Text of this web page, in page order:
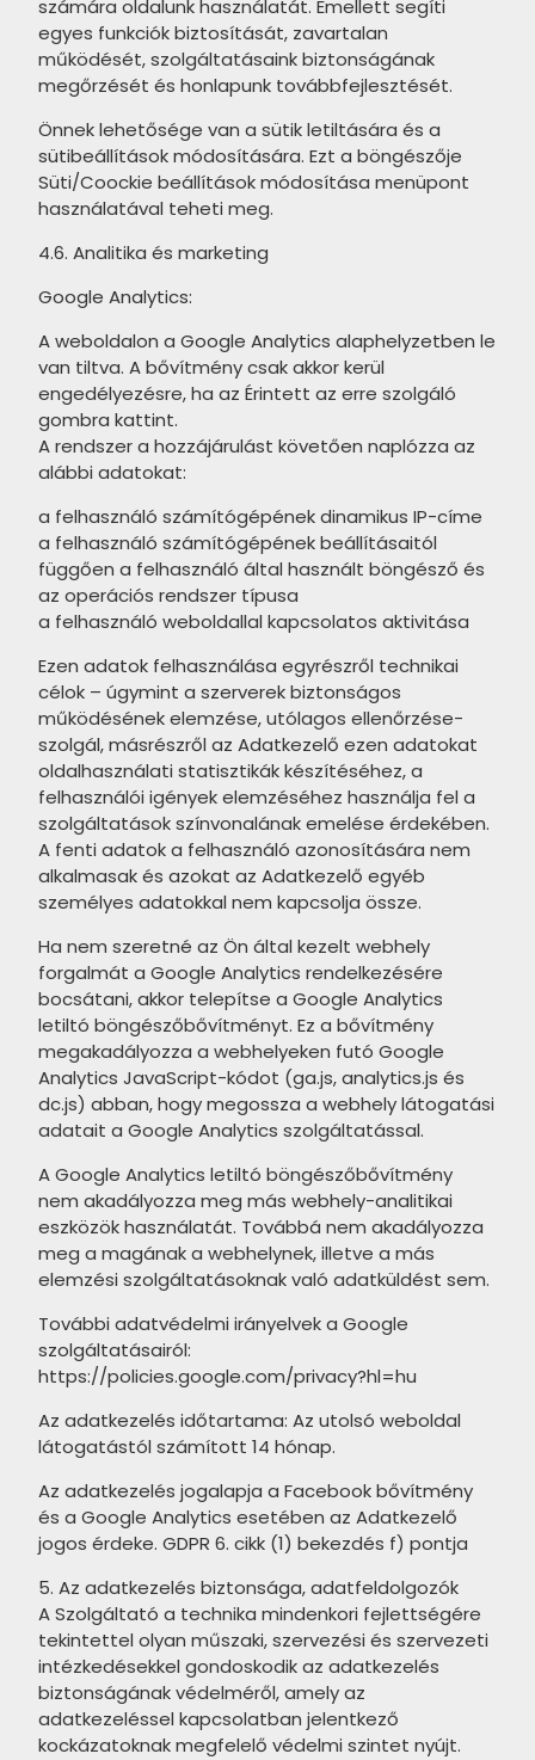
TUBADZIN Rochelle termékcsalád
TUBADZIN Pravia termékcsalád
TUBADZIN Interval termékcsalád
TUBADZIN Sfumato termékcsalád
TUBADZIN Impress termékcsalád
TUBADZIN Sophi Oro termékcsalád
TUBADZIN Elle termékcsalád
TUBADZIN Onice termékcsalád
TUBADZIN Zien Terrazzo
termékcsalád
TUBADZIN Zien Lounge
termékcsalád
TUBADZIN Moor termékcsalád
TUBADZIN Cielo e Terra
termékcsalád
TUBADZIN Heron termékcsalád
TUBADZIN Abisso termékcsalád
TUBADZIN Cadence termékcsalád
TUBADZIN Goldgreen termékcsalád
ARTÉ Vinaros termékcsalád
ARTÉ Pinia termékcsalád
ARTÉ Blanca termékcsalád
ARTÉ Dorado Stone termékcsalád
ARTÉ Castanio termékcsalád
ARTÉ Neutral Grey termékcsalád
ARTÉ Amazonia termékcsalád
ARTÉ Velvetia termékcsalád
ARTÉ Cava termékcsalád
ARTÉ Perlina termékcsalád
ARTÉ Navona termékcsalád
ARTÉ Burano termékcsalád
ARTÉ Venablanca termékcsalád
ARTÉ Samaria termékcsalád
ARTÉ Perla Birds termékcsalád
ARTÉ Perla termékcsalád
ARTÉ Navara termékcsalád
MARAZZI Vero termékcsalád
MARAZZI Poster termékcsalád
MARAZZI D_Segni Scaglie
termékcsalád
MARAZZI Cementum termékcsalád
ALAPLANA Lecco termékcsalád
APARICI Bohemian termékcsalád
APARICI Kilim termékcsalád
APARICI Stracciatella
termékcsalád
APARICI Metallic termékcsalád
PIEMME More termékcsalád
PIEMME Geostone termékcsalád
PIEMME Glitch termékcsalád
PIEMME Soul termékcsalád
PIEMME Majestic termékcsalád
PIEMME Solorovere termékcsalád
PIEMME Materia termékcsalád
PIEMME Castlestone termékcsalád
PIEMME Cottage termékcsalád
PIEMME Fleur de Bois termékcsalád
PIEMME Artdesia termékcsalád
VITACER Unik termékcsalád
VITACER Bannau termékcsalád
VITACER Public termékcslád
VITACER Marble Art termékcsalád
ASCOT City termékcsalád
ASCOT Urbanica termékcsalád
ASCOT Open Air termékcsalád
ASCOT Stone Valley termékcsalád
ASCOT Natural termékcsalád
DADO Charme termékcsalád
DADO Vision Matt Calacatta
termékcsalád
CRISTACER Caracalla
termékcsalád
NOVABELL Aspen termékcsalád
NOVABELL Landstone termékcsalád
számára oldalunk használatát. Emellett segíti
egyes funkciók biztosítását, zavartalan
működését, szolgáltatásaink biztonságának
megőrzését és honlapunk továbbfejlesztését.
Önnek lehetősége van a sütik letiltására és a
sütibeállítások módosítására. Ezt a böngészője
Süti/Coockie beállítások módosítása menüpont
használatával teheti meg.
4.6. Analitika és marketing
Google Analytics:
A weboldalon a Google Analytics alaphelyzetben le
van tiltva. A bővítmény csak akkor kerül
engedélyezésre, ha az Érintett az erre szolgáló
gombra kattint.
A rendszer a hozzájárulást követően naplózza az
alábbi adatokat:
a felhasználó számítógépének dinamikus IP-címe
a felhasználó számítógépének beállításaitól
függően a felhasználó által használt böngésző és
az operációs rendszer típusa
a felhasználó weboldallal kapcsolatos aktivitása
Ezen adatok felhasználása egyrészről technikai
célok – úgymint a szerverek biztonságos
működésének elemzése, utólagos ellenőrzése-
szolgál, másrészről az Adatkezelő ezen adatokat
oldalhasználati statisztikák készítéséhez, a
felhasználói igények elemzéséhez használja fel a
szolgáltatások színvonalának emelése érdekében.
A fenti adatok a felhasználó azonosítására nem
alkalmasak és azokat az Adatkezelő egyéb
személyes adatokkal nem kapcsolja össze.
Ha nem szeretné az Ön által kezelt webhely
forgalmát a Google Analytics rendelkezésére
bocsátani, akkor telepítse a Google Analytics
letiltó böngészőbővítményt. Ez a bővítmény
megakadályozza a webhelyeken futó Google
Analytics JavaScript-kódot (ga.js, analytics.js és
dc.js) abban, hogy megossza a webhely látogatási
adatait a Google Analytics szolgáltatással.
A Google Analytics letiltó böngészőbővítmény
nem akadályozza meg más webhely-analitikai
eszközök használatát. Továbbá nem akadályozza
meg a magának a webhelynek, illetve a más
elemzési szolgáltatásoknak való adatküldést sem.
További adatvédelmi irányelvek a Google
szolgáltatásairól:
https://policies.google.com/privacy?hl=hu
Az adatkezelés időtartama: Az utolsó weboldal
látogatástól számított 14 hónap.
Az adatkezelés jogalapja a Facebook bővítmény
és a Google Analytics esetében az Adatkezelő
jogos érdeke. GDPR 6. cikk (1) bekezdés f) pontja
5. Az adatkezelés biztonsága, adatfeldolgozók
A Szolgáltató a technika mindenkori fejlettségére
tekintettel olyan műszaki, szervezési és szervezeti
intézkedésekkel gondoskodik az adatkezelés
biztonságának védelméről, amely az
adatkezeléssel kapcsolatban jelentkező
kockázatoknak megfelelő védelmi szintet nyújt.